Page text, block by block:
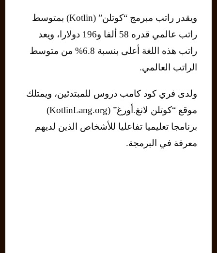
ويقدر راتب مبرمج “كوتلن” (Kotlin) بمتوسط ​​
راتب عالمي قدره 58 ألفا و196 دولارا، ويعد
راتب هذه اللغة أعلى بنسبة 6.8% من متوسط ​​
الراتب العالمي.
ولدى فري كود كامب دروس للمبتدئين، ويمتلك
موقع “كوتلن لانغ.أورغ” (KotlinLang.org)
برنامجا تعليميا تفاعليا للأشخاص الذين لديهم
معرفة في البرمجة.